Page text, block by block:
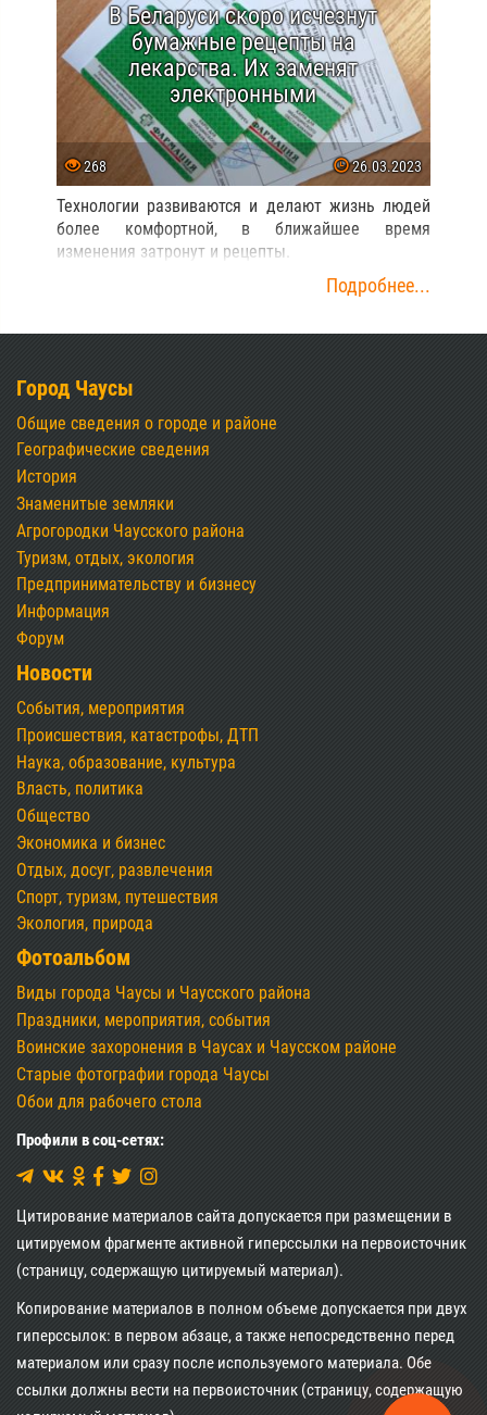
В Беларуси скоро исчезнут
бумажные рецепты на
лекарства. Их заменят
электронными
268 26.03.2023
Технологии развиваются и делают жизнь людей
более комфортной, в ближайшее время
изменения затронут и рецепты.
Подробнее...
Город Чаусы
Общие сведения о городе и районе
Географические сведения
История
Знаменитые земляки
Агрогородки Чаусского района
Туризм, отдых, экология
Предпринимательству и бизнесу
Информация
Форум
Новости
События, мероприятия
Происшествия, катастрофы, ДТП
Наука, образование, культура
Власть, политика
Общество
Экономика и бизнес
Отдых, досуг, развлечения
Спорт, туризм, путешествия
Экология, природа
Фотоальбом
Виды города Чаусы и Чаусского района
Праздники, мероприятия, события
Воинские захоронения в Чаусах и Чаусском районе
Старые фотографии города Чаусы
Обои для рабочего стола
Профили в соц-сетях:
Цитирование материалов сайта допускается при размещении в
цитируемом фрагменте активной гиперссылки на первоисточник
(страницу, содержащую цитируемый материал).
Копирование материалов в полном объеме допускается при двух
гиперссылок: в первом абзаце, а также непосредственно перед
материалом или сразу после используемого материала. Обе
ссылки должны вести на первоисточник (страницу, содержащую